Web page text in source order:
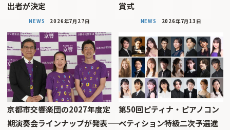
出者が決定
NEWS 2026年7月27日
賞式
NEWS 2026年7月13日
京都市交響楽団の2027年度定
期演奏会ラインナップが発表――
第50回ピティナ・ピアノコン
ペティション特級二次予選進